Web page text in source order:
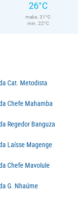
26°C
maks. 31°C
min. 22°C
Cat. Metodista
Chefe Mahamba
Regedor Banguza
Laísse Magenge
Chefe Mavolule
G. Nhaúme